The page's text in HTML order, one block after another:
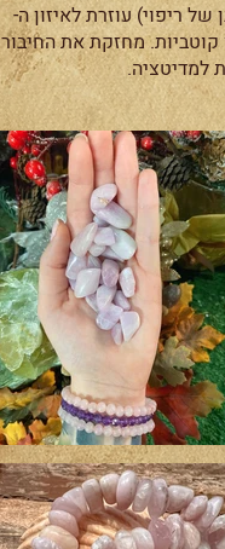
ריפוי) עוזרת לאיזון ה-
קוטביות. מחזקת את החיבור
למדיטציה.